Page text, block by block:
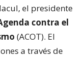
el presidente
contra el
(ACOT). El
a través de